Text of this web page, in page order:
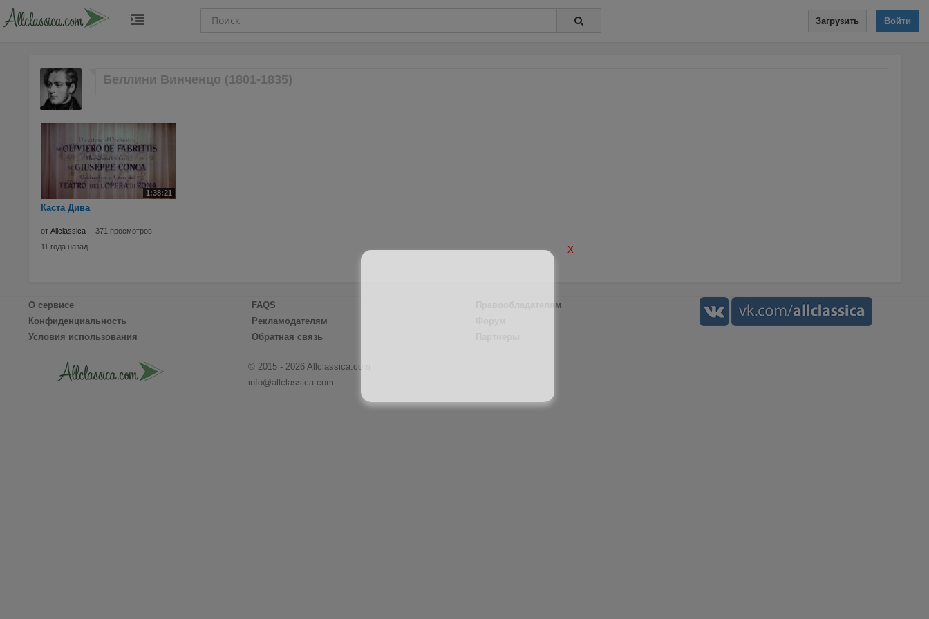
Загрузить Войти
Беллини Винченцо (1801-1835)
1:38:21
Каста Дива
от Allclassica
371 просмотров
11 года назад
О сервисе
Конфиденциальность
Условия использования
FAQS
Рекламодателям
Обратная связь
Правообладателям
© 2015 - 2026 Allclassica.com
info@allclassica.com
X